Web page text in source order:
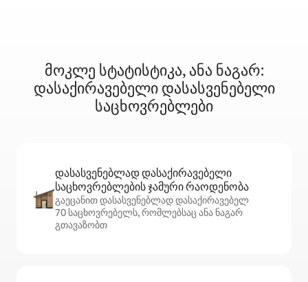
მოკლე სტატისტიკა, ანა ნაგარ:
დასაქირავებელი დასასვენებელი
საცხოვრებლები
დასასვენებლად დასაქირავებელი
საცხოვრებლების ჯამური რაოდენობა
გაეცანით დასასვენებლად დასაქირავებელ
70 საცხოვრებელს, რომლებსაც ანა ნაგარ
გთავაზობთ